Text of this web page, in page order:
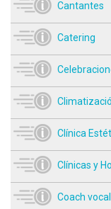
Cantantes
Catering
Clínica
Clínicas y
Coach vocal